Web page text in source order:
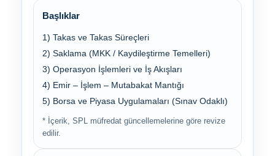
Başlıklar
1) Takas ve Takas Süreçleri
2) Saklama (MKK / Kaydileştirme Temelleri)
3) Operasyon İşlemleri ve İş Akışları
4) Emir – İşlem – Mutabakat Mantığı
5) Borsa ve Piyasa Uygulamaları (Sınav Odaklı)
* İçerik, SPL müfredat güncellemelerine göre revize
edilir.